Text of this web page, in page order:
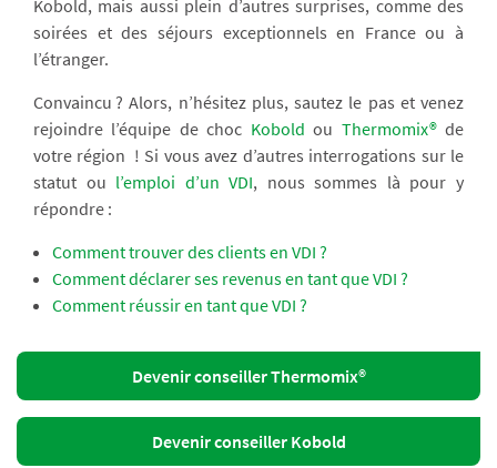
Kobold, mais aussi plein d’autres surprises, comme des
soirées et des séjours exceptionnels en France ou à
l’étranger.
Convaincu ? Alors, n’hésitez plus, sautez le pas et venez
rejoindre l’équipe de choc Kobold ou Thermomix®de
votre région ! Si vous avez d’autres interrogations sur le
statut ou l’emploi d’un VDI, nous sommes là pour y
répondre :
Comment trouver des clients en VDI ?
Comment déclarer ses revenus en tant que VDI ?
Comment réussir en tant que VDI ?
Devenir conseiller Thermomix®
Devenir conseiller Kobold